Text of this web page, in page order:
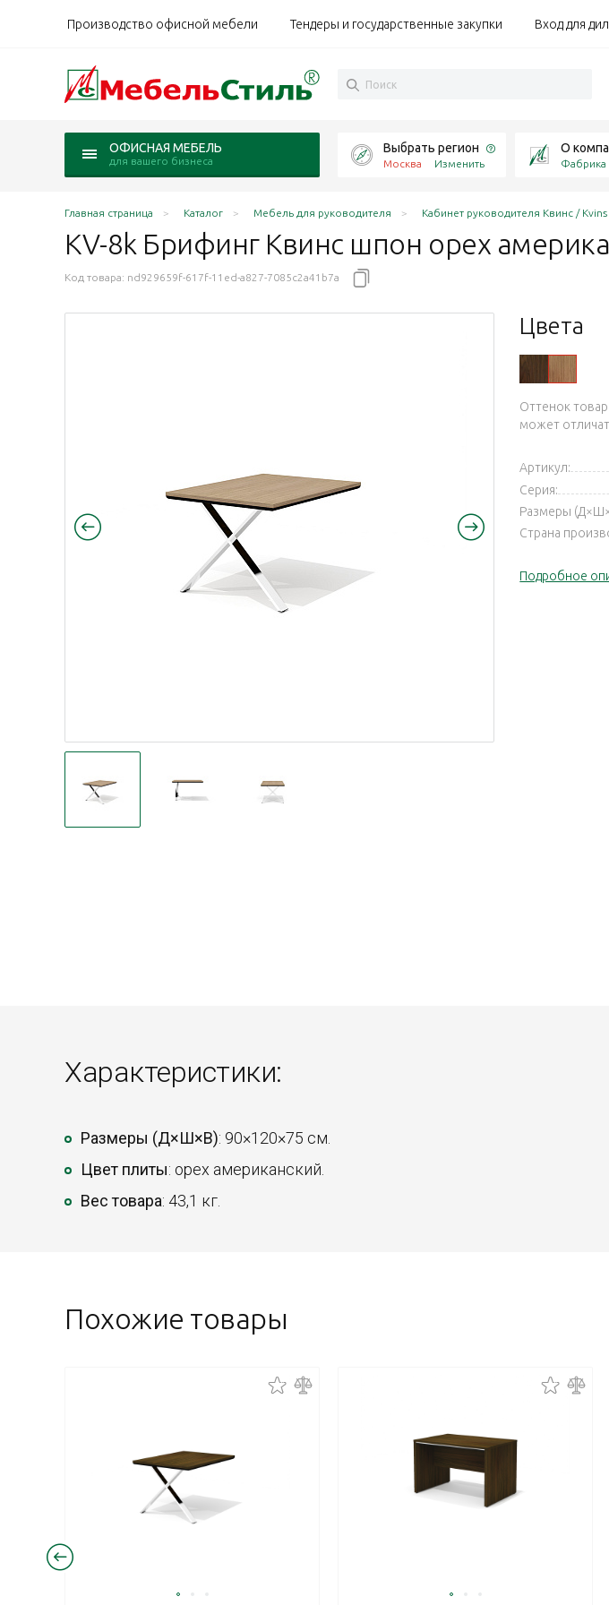
Производство офисной мебели Тендеры и государственные закупки Вход для
ОФИСНАЯ МЕБЕЛЬ
для вашего бизнеса
Выбрать регион
Москва Изменить
О
Фабрика
Главная страница Каталог Мебель для руководителя Кабинет руководителя Квинс / Kvins
KV-8k Брифинг Квинс шпон орех
Код товара: nd929659f-617f-11ed-a827-7085c2a41b7a
Цвета
Оттенок
может
Артикул:
Серия:
Размеры
Страна
Подробное
Характеристики:
Размеры (Д×Ш×В): 90×120×75 см.
Цвет плиты: орех американский.
Вес товара: 43,1 кг.
Похожие товары